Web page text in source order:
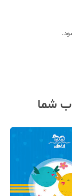
شما